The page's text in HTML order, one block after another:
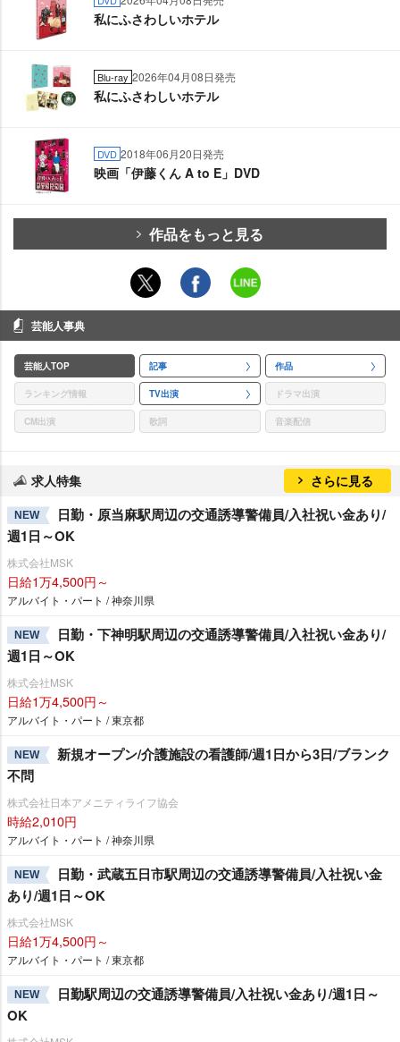
私にふさわしいホテル
Blu-ray 2026年04月08日発売
私にふさわしいホテル
DVD 2018年06月20日発売
映画「伊藤くん A to E」DVD
作品をもっと見る
芸能人事典
芸能人TOP 記事 作品
ランキング情報 TV出演 ドラマ出演
CM出演 歌詞 音楽配信
求人特集 さらに見る
NEW
日勤・原当麻駅周辺の交通誘導警備員/入社祝い金あり/
週1日～OK
株式会社MSK
日給1万4,500円～
アルバイト・パート / 神奈川県
NEW
日勤・下神明駅周辺の交通誘導警備員/入社祝い金あり/
週1日～OK
株式会社MSK
日給1万4,500円～
アルバイト・パート / 東京都
NEW
新規オープン/介護施設の看護師/週1日から3日/ブランク
不問
株式会社日本アメニティライフ協会
時給2,010円
アルバイト・パート / 神奈川県
NEW
日勤・武蔵五日市駅周辺の交通誘導警備員/入社祝い金
あり/週1日～OK
株式会社MSK
日給1万4,500円～
アルバイト・パート / 東京都
NEW
日勤駅周辺の交通誘導警備員/入社祝い金あり/週1日～
OK